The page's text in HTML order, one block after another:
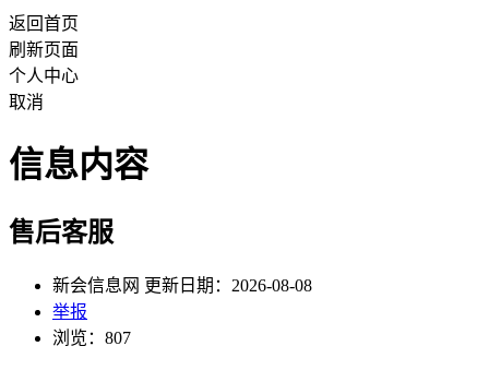
返回首页
刷新页面
个人中心
取消
信息内容
售后客服
新会信息网 更新日期：2026-08-08
举报
浏览：807